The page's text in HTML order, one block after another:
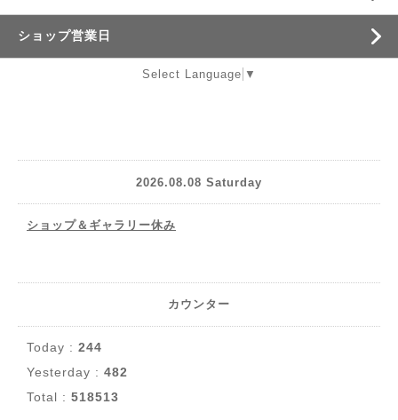
ショップ営業日
Select Language ▼
2026.08.08 Saturday
ショップ＆ギャラリー休み
カウンター
Today : 244
Yesterday : 482
Total : 518513